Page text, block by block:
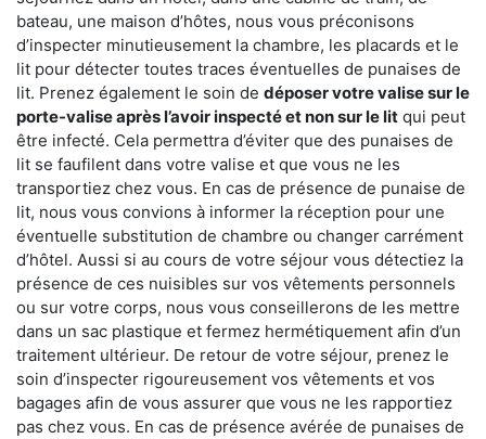
bateau, une maison d’hôtes, nous vous préconisons
d’inspecter minutieusement la chambre, les placards et le
lit pour détecter toutes traces éventuelles de punaises de
lit. Prenez également le soin de déposer votre valise sur le
porte-valise après l’avoir inspecté et non sur le lit qui peut
être infecté. Cela permettra d’éviter que des punaises de
lit se faufilent dans votre valise et que vous ne les
transportiez chez vous. En cas de présence de punaise de
lit, nous vous convions à informer la réception pour une
éventuelle substitution de chambre ou changer carrément
d’hôtel. Aussi si au cours de votre séjour vous détectiez la
présence de ces nuisibles sur vos vêtements personnels
ou sur votre corps, nous vous conseillerons de les mettre
dans un sac plastique et fermez hermétiquement afin d’un
traitement ultérieur. De retour de votre séjour, prenez le
soin d’inspecter rigoureusement vos vêtements et vos
bagages afin de vous assurer que vous ne les rapportiez
pas chez vous. En cas de présence avérée de punaises de